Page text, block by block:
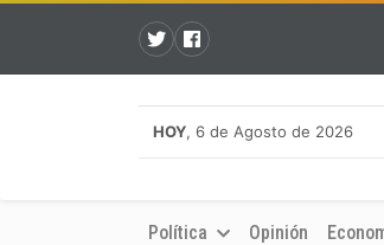
HOY, 6 de Agosto de 2026
Política Opinión